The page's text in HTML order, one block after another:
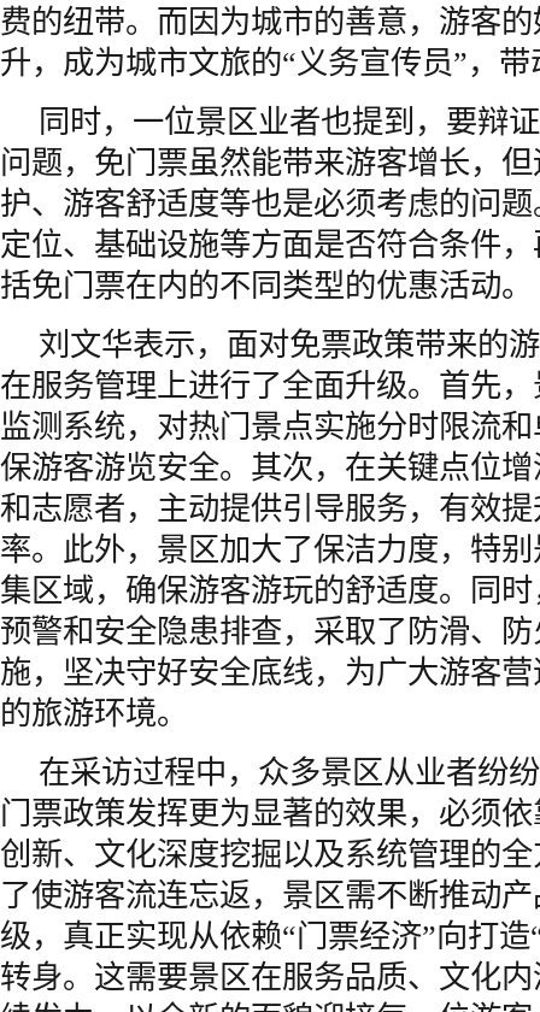
费的纽带。而因为城市的善意，游客
升，成为城市文旅的“义务宣传员”，
同时，一位景区业者也提到，要辩
问题，免门票虽然能带来游客增长，
护、游客舒适度等也是必须考虑的问
定位、基础设施等方面是否符合条件
括免门票在内的不同类型的优惠活动。
刘文华表示，面对免票政策带来的
在服务管理上进行了全面升级。首先
监测系统，对热门景点实施分时限流
保游客游览安全。其次，在关键点位
和志愿者，主动提供引导服务，有效
率。此外，景区加大了保洁力度，特
集区域，确保游客游玩的舒适度。同
预警和安全隐患排查，采取了防滑、
施，坚决守好安全底线，为广大游客
的旅游环境。
在采访过程中，众多景区从业者纷
门票政策发挥更为显著的效果，必须
创新、文化深度挖掘以及系统管理的
了使游客流连忘返，景区需不断推动
级，真正实现从依赖“门票经济”向打
转身。这需要景区在服务品质、文化